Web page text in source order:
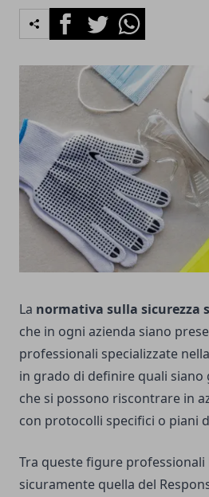
FacebookTwitterWhatsapp
La normativa sulla sicurezza
che in ogni azienda siano
professionali specializzate
in grado di definire quali siano
che si possono riscontrare in
con protocolli specifici o piani
Tra queste figure
sicuramente quella del